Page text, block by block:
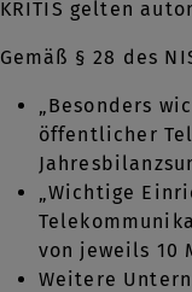
KRITIS gelten
Gemäß § 28 des
„Besonders
öffentlicher
„Wichtige
von jeweils 10
Weitere